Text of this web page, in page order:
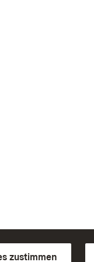
zustimmen